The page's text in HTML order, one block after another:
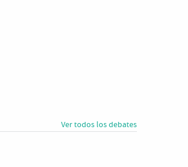
Ver todos los debates